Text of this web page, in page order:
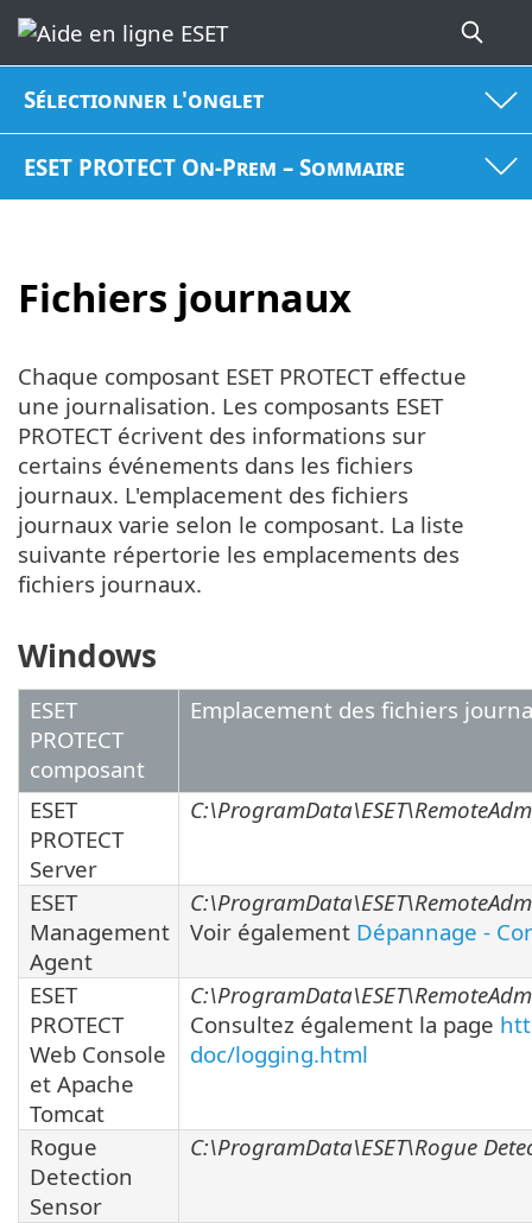
Sélectionner l'onglet
ESET PROTECT On-Prem – Sommaire
Fichiers journaux
Chaque composant ESET PROTECT effectue
une journalisation. Les composants ESET
PROTECT écrivent des informations sur
certains événements dans les fichiers
journaux. L'emplacement des fichiers
journaux varie selon le composant. La liste
suivante répertorie les emplacements des
fichiers journaux.
Windows
ESET
PROTECT
composant
Emplacement des fichiers
ESET
PROTECT
Server
ESET
Management
Agent
Voir également Dépannage -
ESET
PROTECT
Web Console
et Apache
Tomcat
Consultez également la page
doc/logging.html
Rogue
Detection
Sensor
C:\ProgramData\ESET\Rogue